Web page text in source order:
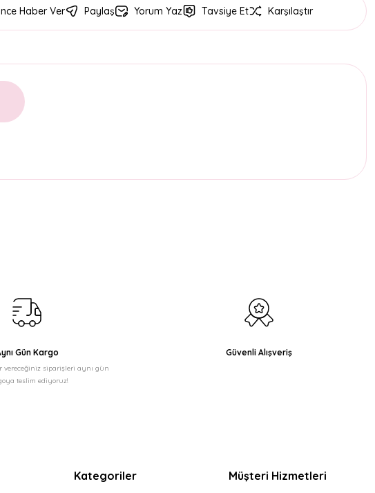
Haber Ver Paylaş Yorum Yaz Tavsiye Et Karşılaştır
Gün Kargo
vereceğiniz siparişleri aynı gün
teslim ediyoruz!
Güvenli Alışveriş
Kategoriler Müşteri Hizmetleri